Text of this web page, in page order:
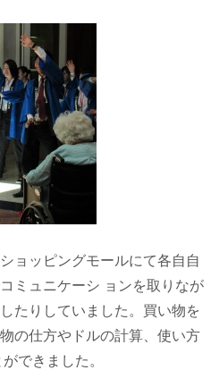
ョッピングモールにて各自自
ミュニケーシ ョンを取りなが
たりしていました。買い物を
の仕方やドルの計算、使い方
できました。